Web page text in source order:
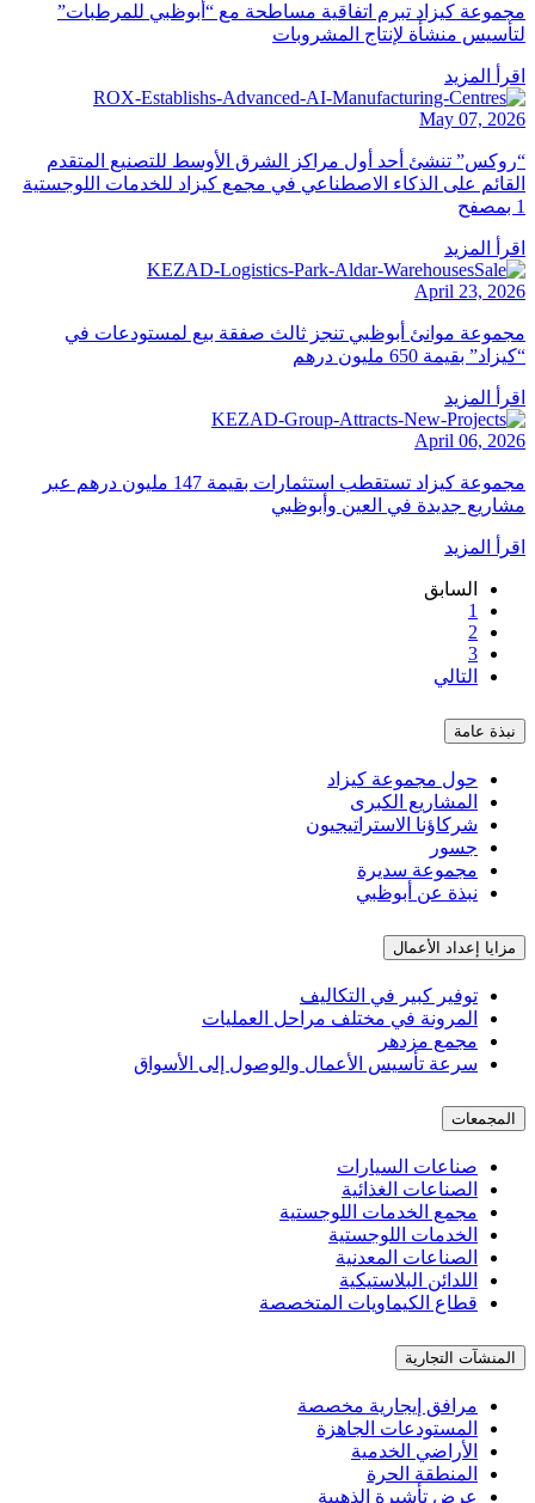
كيزاد تبرم اتفاقية مساطحة مع “أبوظبي للمرطبات”
منشأة لإنتاج المشروبات
المزيد
May 07,
تنشئ أحد أول مراكز الشرق الأوسط للتصنيع المتقدم
على الذكاء الاصطناعي في مجمع كيزاد للخدمات اللوجستية
المزيد
April 23,
موانئ أبوظبي تنجز ثالث صفقة بيع لمستودعات في
بقيمة 650 مليون درهم
المزيد
April 06,
مجموعة كيزاد تستقطب استثمارات بقيمة 147 مليون درهم عبر
جديدة في العين وأبوظبي
المزيد
السابق
1
2
3
التالي
نبذة عامة
حول مجموعة كيزاد
المشاريع الكبرى
شركاؤنا الاستراتيجيون
جسور
مجموعة سديرة
نبذة عن أبوظبي
مزايا إعداد الأعمال
توفير كبير في التكاليف
المرونة في مختلف مراحل العمليات
مجمع مزدهر
سرعة تأسيس الأعمال والوصول إلى الأسواق
المجمعات
صناعات السيارات
الصناعات الغذائية
مجمع الخدمات اللوجستية
الخدمات اللوجستية
الصناعات المعدنية
اللدائن البلاستيكية
قطاع الكيماويات المتخصصة
المنشآت التجارية
مرافق إيجارية مخصصة
المستودعات الجاهزة
الأراضي الخدمية
المنطقة الحرة
عرض تأشيرة الذهبية